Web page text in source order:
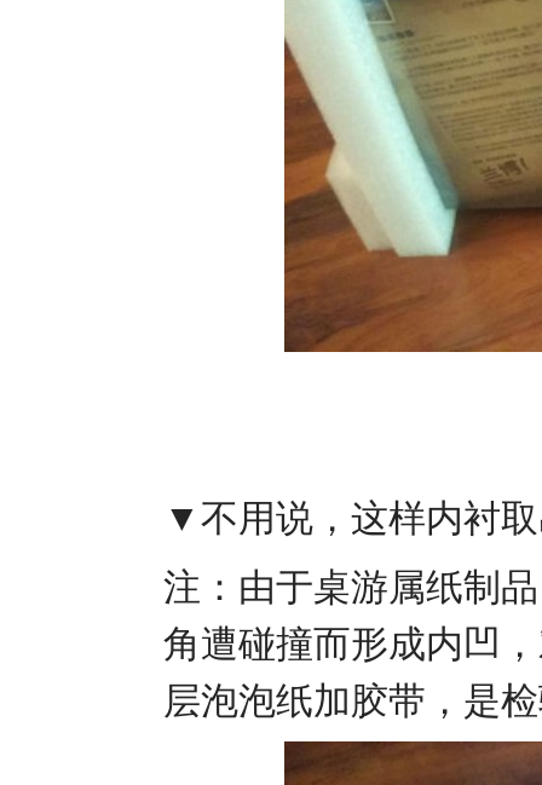
▼不用说，这样内衬
注：由于桌游属纸制
角遭碰撞而形成内凹
层泡泡纸加胶带，是